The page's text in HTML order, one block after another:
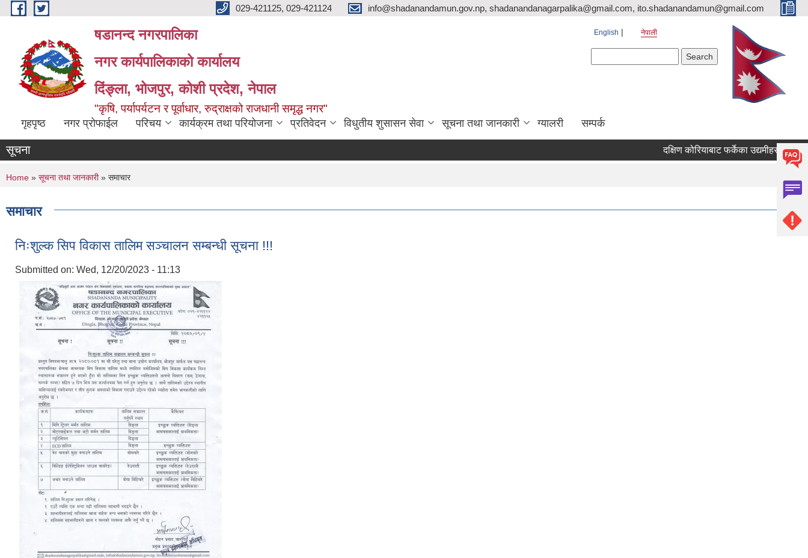
Skip to main content 029-421125, 029-421124 info@shadanandamun.gov.np, shadanandanagarpalika@gmail.com, ito.shadanandamun@gmail.com
षडानन्द नगरपालिका
नगर कार्यपालिकाको कार्यालय
दिंङ्ला, भोजपुर, कोशी प्रदेश, नेपाल
"कृषि, पर्यापर्यटन र पूर्वाधार, रुद्राक्षको राजधानी समृद्ध नगर"
English नेपाली
गृहपृष्ठ नगर प्रोफाईल परिचय कार्यक्रम तथा परियोजना प्रतिवेदन विधुतीय शुसासन सेवा सूचना तथा जानकारी ग्यालरी सम्पर्क
सूचना दक्षिण कोरियाबाट फर्केका उद्यमीहरुका लागि
You are here
Home » सूचना तथा जानकारी» समाचार
समाचार
निःशुल्क सिप विकास तालिम सञ्चालन सम्बन्धी सूचना !!!
Submitted on: Wed, 12/20/2023 - 11:13